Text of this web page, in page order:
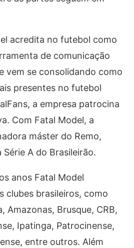
acredita no futebol como
de comunicação
vem se consolidando como
presentes no futebol
a empresa patrocina
Com Fatal Model, a
máster do Remo,
A do Brasileirão.
anos Fatal Model
clubes brasileiros, como
Amazonas, Brusque, CRB,
Ipatinga, Patrocinense,
entre outros. Além